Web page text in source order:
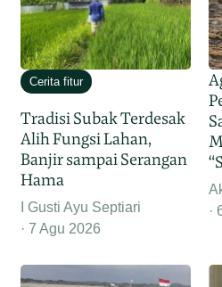
Cerita fitur
Tradisi Subak Terdesak
Alih Fungsi Lahan,
Banjir sampai Serangan
Hama
I Gusti Ayu Septiari
7 Agu 2026